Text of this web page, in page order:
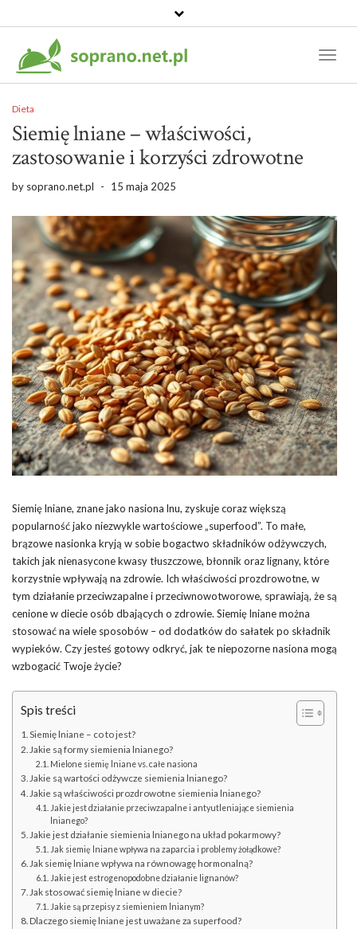
Dieta
Siemię lniane – właściwości,
zastosowanie i korzyści zdrowotne
by soprano.net.pl - 15 maja 2025
Siemię lniane, znane jako nasiona lnu, zyskuje coraz większą
popularność jako niezwykle wartościowe „superfood”. To małe,
brązowe nasionka kryją w sobie bogactwo składników odżywczych,
takich jak nienasycone kwasy tłuszczowe, błonnik oraz lignany, które
korzystnie wpływają na zdrowie. Ich właściwości prozdrowotne, w
tym działanie przeciwzapalne i przeciwnowotworowe, sprawiają, że są
cenione w diecie osób dbających o zdrowie. Siemię lniane można
stosować na wiele sposobów – od dodatków do sałatek po składnik
wypieków. Czy jesteś gotowy odkryć, jak te niepozorne nasiona mogą
wzbogacić Twoje życie?
Spis treści
Siemię lniane – co to jest?
Jakie są formy siemienia lnianego?
Mielone siemię lniane vs. całe nasiona
Jakie są wartości odżywcze siemienia lnianego?
Jakie są właściwości prozdrowotne siemienia lnianego?
Jakie jest działanie przeciwzapalne i antyutleniające siemienia
lnianego?
Jakie jest działanie siemienia lnianego na układ pokarmowy?
Jak siemię lniane wpływa na zaparcia i problemy żołądkowe?
Jak siemię lniane wpływa na równowagę hormonalną?
Jakie jest estrogenopodobne działanie lignanów?
Jak stosować siemię lniane w diecie?
Jakie są przepisy z siemieniem lnianym?
Dlaczego siemię lniane jest uważane za superfood?